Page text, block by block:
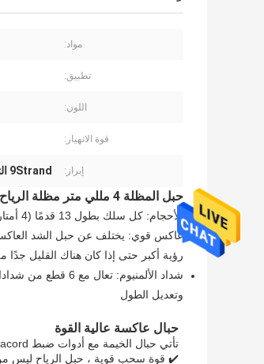
مواد:
تطبيق:
اللون:
قوة الانهيار:
إبراز: 9Strand التخييم الرجل الحبال
حبل المظلة 4 مللي متر مظلة الرياح في الهواء الطلق خيمة المظلة حبل الغسيل 9 ستراند بارا الحبل الحبل لخط الرجل
الأحجام: كل سلك بطول 13 قدمًا (4 أمتار) ، وقطره 0.16 بوصة (0.4 سم)
رؤية أكبر حتى إذا كان هناك القليل جدًا
شداد الألمنيوم:
وتعديل الطول
حبال عاكسة عالية القوة
تأتي حبال الخيمة مع أدوات ضبط paracord لسهولة ضبط الطول.
✔️ قوة سحب قوية ، حبل الرياح ليس